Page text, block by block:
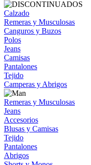
Calzado
Remeras y Musculosas
Canguros y Buzos
Polos
Jeans
Camisas
Pantalones
Tejido
Camperas y Abrigos
Remeras y Musculosas
Jeans
Accesorios
Blusas y Camisas
Tejido
Pantalones
Abrigos